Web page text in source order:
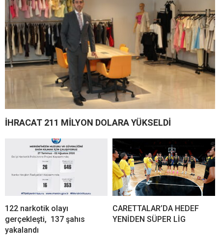
İHRACAT 211 MİLYON DOLARA YÜKSELDİ
122 narkotik olayı
gerçekleşti, 137 şahıs
yakalandı
CARETTALAR’DA HEDEF
YENİDEN SÜPER LİG